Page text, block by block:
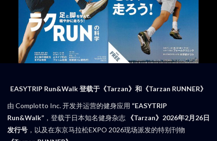
EASYTRIP Run&Walk 登载于《Tarzan》和《Tarzan RUNNER》
由 Complotto Inc. 开发并运营的健身应用 “EASYTRIP
Run&Walk” ，登载于日本知名健身杂志
《Tarzan》2026年2月26日
发行号 ，以及在东京马拉松EXPO 2026现场派发的特别刊物